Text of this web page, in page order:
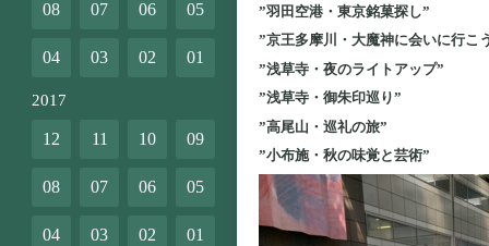
”羽田空港・東京銘菓探し”
”京王多摩川・大魔神に会いに行こ
”浅草寺・夜のライトアップ”
”浅草寺・御朱印巡り”
”高尾山・巡礼の旅”
”小布施・秋の味覚と芸術”
08 07 06 05
04 03 02 01
2017
12 11 10 09
08 07 06 05
04 03 02 01